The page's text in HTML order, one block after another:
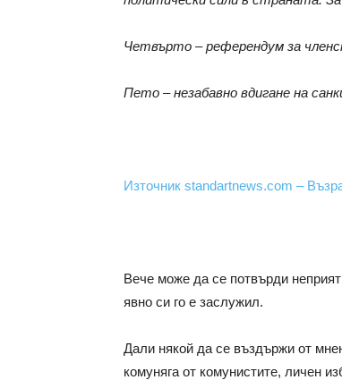
Четвърто – референдум за
Пето – незабавно вдигане на
Източник standartnews.com –
Вече може да се потвърди
явно си го е заслужил.
Дали някой да се въздържи от
комуняга от комунистите, личен